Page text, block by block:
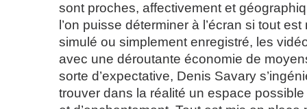
sont proches, affectivement et
l’on puisse déterminer à l’écran si tout
simulé ou simplement enregistré, les
avec une déroutante économie de
sorte d’expectative, Denis Savary
trouver dans la réalité un espace